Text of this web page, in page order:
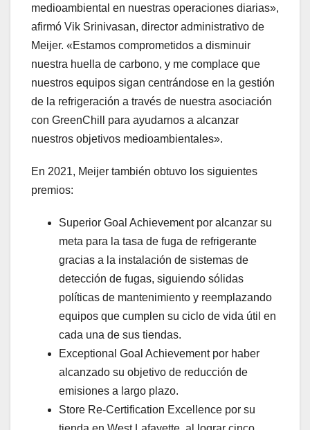
medioambiental en nuestras operaciones diarias»,
afirmó Vik Srinivasan, director administrativo de
Meijer. «Estamos comprometidos a disminuir
nuestra huella de carbono, y me complace que
nuestros equipos sigan centrándose en la gestión
de la refrigeración a través de nuestra asociación
con GreenChill para ayudarnos a alcanzar
nuestros objetivos medioambientales».
En 2021, Meijer también obtuvo los siguientes
premios:
Superior Goal Achievement por alcanzar su
meta para la tasa de fuga de refrigerante
gracias a la instalación de sistemas de
detección de fugas, siguiendo sólidas
políticas de mantenimiento y reemplazando
equipos que cumplen su ciclo de vida útil en
cada una de sus tiendas.
Exceptional Goal Achievement por haber
alcanzado su objetivo de reducción de
emisiones a largo plazo.
Store Re-Certification Excellence por su